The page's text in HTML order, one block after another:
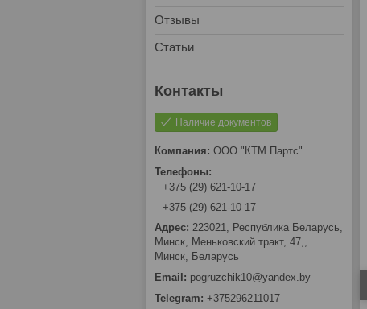
Отзывы
Статьи
Наличие документов
ООО "КТМ Партс"
+375 (29) 621-10-17
+375 (29) 621-10-17
223021, Республика Беларусь,
Минск, Меньковский тракт, 47,,
Минск, Беларусь
pogruzchik10@yandex.by
+375296211017